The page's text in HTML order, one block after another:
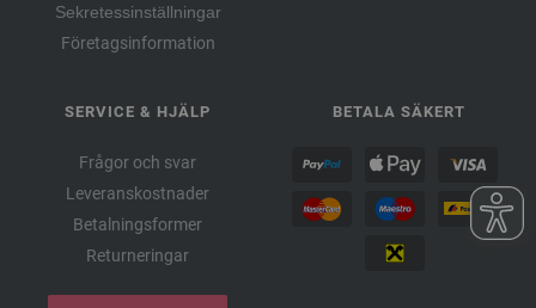
Sekretessinställningar
Företagsinformation
SERVICE & HJÄLP
Frågor och svar
Leveranskostnader
Betalningsformer
Returneringar
BETALA SÄKERT